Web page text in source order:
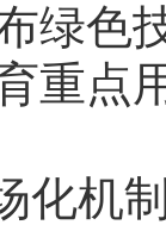
绿色
重点
化机